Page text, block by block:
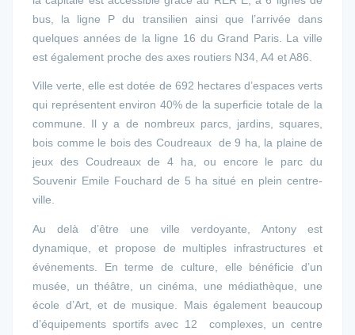
bus, la ligne P du transilien ainsi que l’arrivée dans
quelques années de la ligne 16 du Grand Paris. La ville
est également proche des axes routiers N34, A4 et A86.
Ville verte, elle est dotée de 692 hectares d’espaces verts
qui représentent environ 40% de la superficie totale de la
commune. Il y a de nombreux parcs, jardins, squares,
bois comme le bois des Coudreaux de 9 ha, la plaine de
jeux des Coudreaux de 4 ha, ou encore le parc du
Souvenir Emile Fouchard de 5 ha situé en plein centre-
ville.
Au delà d’être une ville verdoyante, Antony est
dynamique, et propose de multiples infrastructures et
événements. En terme de culture, elle bénéficie d’un
musée, un théâtre, un cinéma, une médiathèque, une
école d’Art, et de musique. Mais également beaucoup
d’équipements sportifs avec 12 complexes, un centre